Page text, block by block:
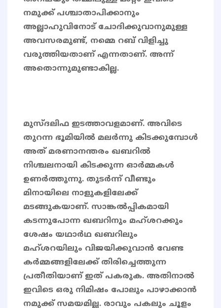
നമുക്ക് പശ്ചാതാപിക്കാനും
അല്ലാഹുവിനോട് ചോദിക്കുവാനുമുള്ള
അവസരമുണ്ട്, നമ്മെ റബ് വിളിച്ചു
വരുത്തിയതാണ് എന്നതാണ്. അന്ന്
അതൊന്നുമുണ്ടാകില്ല.
മുസ്‌ദലിഫ ഇടത്താവളമാണ്. അവിടെ
തുറന്ന ഭൂമിയിൽ മലർന്നു കിടക്കുമ്പോൾ
അത് മരണാനന്തരം ഖബറിൽ
നിശ്ചലനായി കിടക്കുന്ന ഓർമ്മകൾ
ഉണർത്തുന്നു. തുടർന്ന് വീണ്ടും
മിനായിലെ നാളുകളിലേക്ക്
മടങ്ങുകയാണ്. സാങ്കൽപ്പികമായി
കടന്നുപോന്ന ഖബറിനും മഹ്ശറക്കും
ശേഷം യഥാർഥ ഖബറിലും
മഹ്ശറയിലും വിജയിക്കുവാൻ വേണ്ട
കർമ്മങ്ങളിലേക്ക് തിരിച്ചെത്തുന്ന
പ്രതീതിയാണ് ഇത് പകരുക. അതിനാൽ
ഇവിടെ ഒരു നിമിഷം പോലും പാഴാക്കാൻ
നമുക്ക് സമയമില്ല. രാവും പകലും ചൂളം